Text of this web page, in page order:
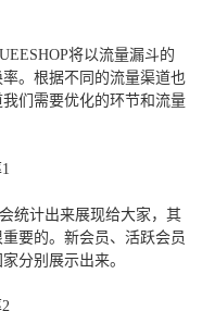
将以流量漏斗的
。根据不同的流量渠道也
们需要优化的环节和流量
统计出来展现给大家，其
要的。新会员、活跃会员
分别展示出来。